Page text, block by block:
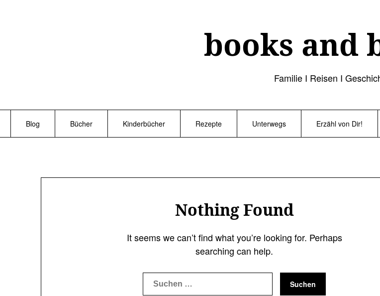
books and
Familie I Reisen I
Blog Bücher Kinderbücher Rezepte Unterwegs Erzähl von Dir!
Nothing Found
It seems we can’t find what you’re looking for. Perhaps
searching can help.
Suchen
nach: